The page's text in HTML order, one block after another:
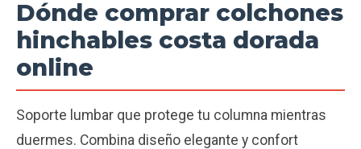
Dónde comprar colchones
hinchables costa dorada
online
Soporte lumbar que protege tu columna mientras
duermes. Combina diseño elegante y confort